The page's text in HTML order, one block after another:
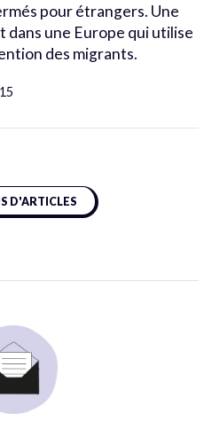
pour étrangers. Une
une Europe qui utilise
des migrants.
D'ARTICLES